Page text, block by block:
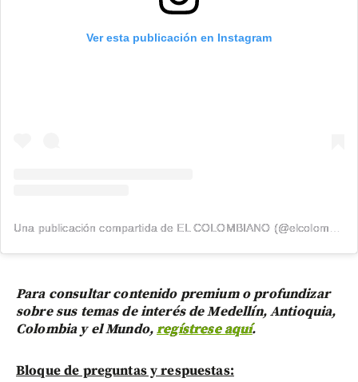
Ver esta publicación en Instagram
Para consultar contenido premium o profundizar
sobre sus temas de interés de Medellín, Antioquia,
Colombia y el Mundo,regístrese aquí.
Bloque de preguntas y respuestas: